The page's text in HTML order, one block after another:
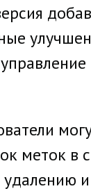
меток в
удалению